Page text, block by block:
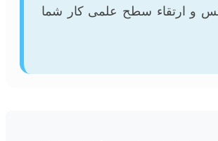
و ارتقاء سطح علمی کار شما